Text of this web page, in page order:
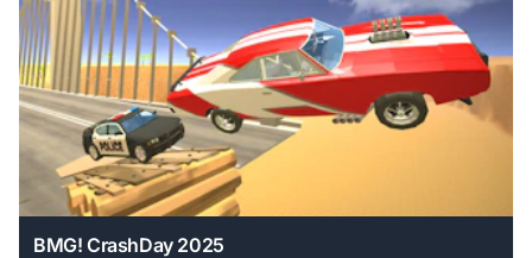
BMG! CrashDay 2025